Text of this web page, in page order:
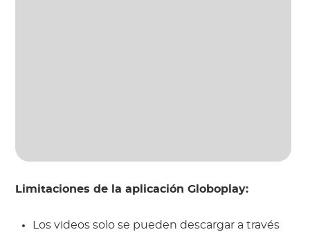
Limitaciones de la aplicación Globoplay:
Los videos solo se pueden descargar a través